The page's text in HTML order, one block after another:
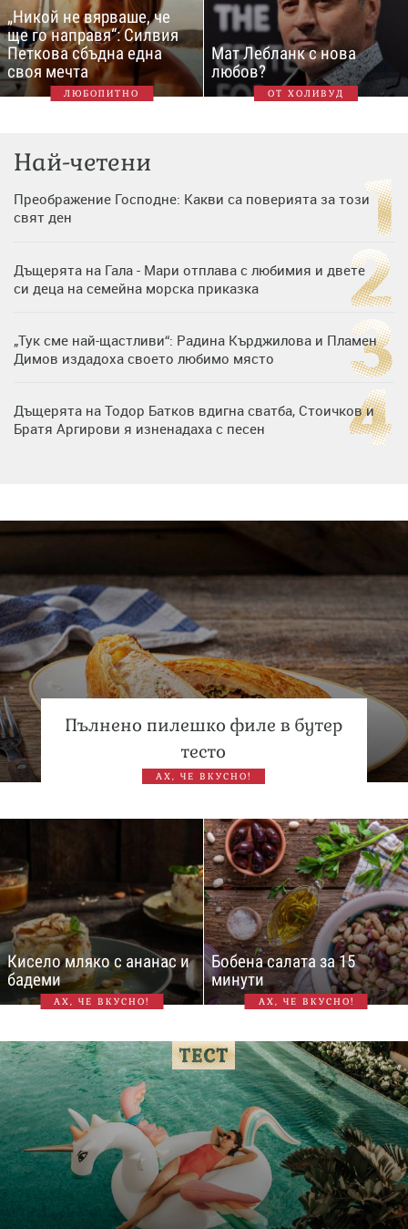
„Никой не вярваше, че
ще го направя“: Силвия
Петкова сбъдна една
своя мечта
ЛЮБОПИТНО
Мат Лебланк с нова
любов?
ОТ ХОЛИВУД
Най-четени
Преображение Господне: Какви са поверията за този
свят ден
Дъщерята на Гала - Мари отплава с любимия и двете
си деца на семейна морска приказка
„Тук сме най-щастливи“: Радина Кърджилова и Пламен
Димов издадоха своето любимо място
Дъщерята на Тодор Батков вдигна сватба, Стоичков и
Братя Аргирови я изненадаха с песен
Пълнено пилешко филе в бутер
тесто
АХ, ЧЕ ВКУСНО!
Кисело мляко с ананас и
бадеми
АХ, ЧЕ ВКУСНО!
Бобена салата за 15
минути
АХ, ЧЕ ВКУСНО!